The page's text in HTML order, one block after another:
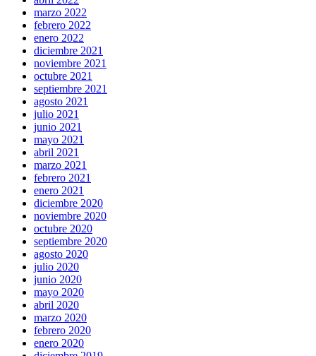
marzo 2022
febrero 2022
enero 2022
diciembre 2021
noviembre 2021
octubre 2021
septiembre 2021
agosto 2021
julio 2021
junio 2021
mayo 2021
abril 2021
marzo 2021
febrero 2021
enero 2021
diciembre 2020
noviembre 2020
octubre 2020
septiembre 2020
agosto 2020
julio 2020
junio 2020
mayo 2020
abril 2020
marzo 2020
febrero 2020
enero 2020